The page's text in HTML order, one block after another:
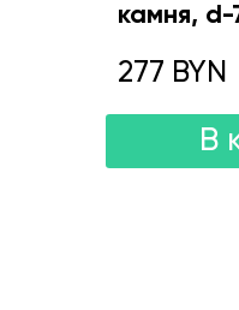
камня, d-
277 BYN
В